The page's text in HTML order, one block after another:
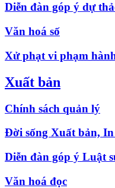
Diễn đàn góp ý dự
Văn hoá số
Xử phạt vi phạm
Xuất bản
Chính sách quản lý
Đời sống Xuất bản,
Diễn đàn góp ý Luật
Văn hoá đọc